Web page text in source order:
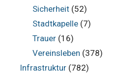
Sicherheit(52)
Stadtkapelle(7)
Trauer(16)
Vereinsleben (378)
Infrastruktur (782)